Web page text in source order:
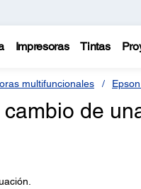
Impresoras Tintas
multifuncionales
de